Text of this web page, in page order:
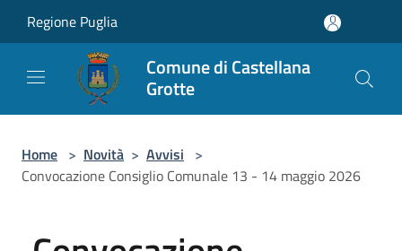
Regione Puglia
Comune di Castellana
Grotte
Home > Novità > Avvisi >
Convocazione Consiglio Comunale 13 - 14 maggio 2026